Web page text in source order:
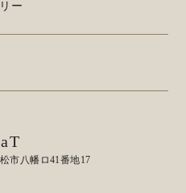
市八幡ロ41番地17
ー